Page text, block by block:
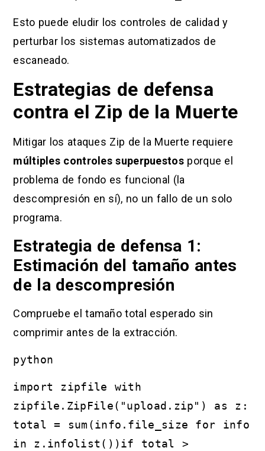
Esto puede eludir los controles de calidad y
perturbar los sistemas automatizados de
escaneado.
Estrategias de defensa
contra el Zip de la Muerte
Mitigar los ataques Zip de la Muerte requiere
múltiples controles superpuestos porque el
problema de fondo es funcional (la
descompresión en sí), no un fallo de un solo
programa.
Estrategia de defensa 1:
Estimación del tamaño antes
de la descompresión
Compruebe el tamaño total esperado sin
comprimir antes de la extracción.
python
import zipfile with
zipfile.ZipFile("upload.zip") as z:
total = sum(info.file_size for info
in z.infolist())if total >